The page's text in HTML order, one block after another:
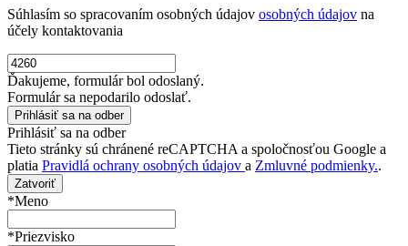
Súhlasím so spracovaním osobných údajov osobných údajov na
účely kontaktovania
Ďakujeme, formulár bol odoslaný.
Formulár sa nepodarilo odoslať.
Prihlásiť sa na odber
Tieto stránky sú chránené reCAPTCHA a spoločnosťou Google a
platia Pravidlá ochrany osobných údajov a Zmluvné podmienky..
Zatvoriť
*Meno
*Priezvisko